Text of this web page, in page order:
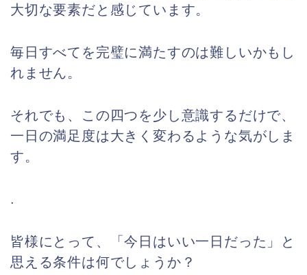
大切な要素だと感じています。
毎日すべてを完璧に満たすのは難しいかもし
れません。
それでも、この四つを少し意識するだけで、
一日の満足度は大きく変わるような気がしま
す。
.
皆様にとって、「今日はいい一日だった」と
思える条件は何でしょうか？